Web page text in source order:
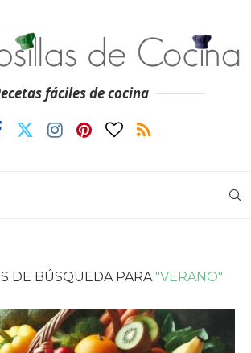
fáciles de cocina
DE BÚSQUEDA PARA "VERANO"